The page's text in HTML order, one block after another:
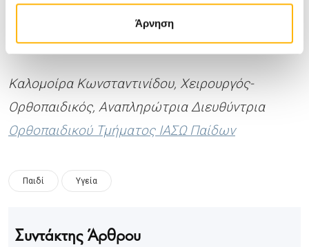
Άρνηση
κίνδυνος παράλυσης είναι µικρότερος του
0.25%.
Καλομοίρα Κωνσταντινίδου, Χειρουργός-
Ορθοπαιδικός, Αναπληρώτρια Διευθύντρια
Ορθοπαιδικού Τμήματος ΙΑΣΩ Παίδων
Παιδί Υγεία
Συντάκτης Άρθρου